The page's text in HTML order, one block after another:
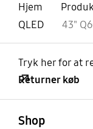
Hjem
QLED
43"
Tryk her for at
Returner køb
Shop